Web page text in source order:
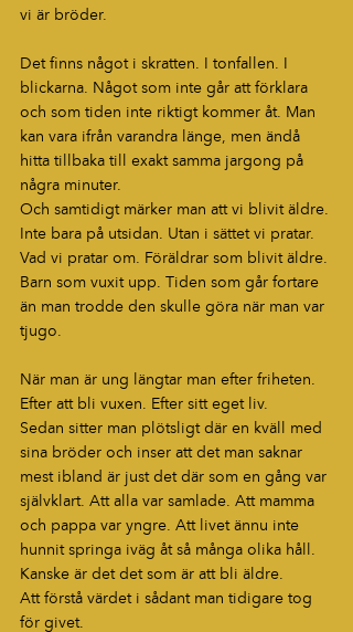
vi är bröder.
Det finns något i skratten. I tonfallen. I
blickarna. Något som inte går att förklara
och som tiden inte riktigt kommer åt. Man
kan vara ifrån varandra länge, men ändå
hitta tillbaka till exakt samma jargong på
några minuter.
Och samtidigt märker man att vi blivit äldre.
Inte bara på utsidan. Utan i sättet vi pratar.
Vad vi pratar om. Föräldrar som blivit äldre.
Barn som vuxit upp. Tiden som går fortare
än man trodde den skulle göra när man var
tjugo.
När man är ung längtar man efter friheten.
Efter att bli vuxen. Efter sitt eget liv.
Sedan sitter man plötsligt där en kväll med
sina bröder och inser att det man saknar
mest ibland är just det där som en gång var
självklart. Att alla var samlade. Att mamma
och pappa var yngre. Att livet ännu inte
hunnit springa iväg åt så många olika håll.
Kanske är det det som är att bli äldre.
Att förstå värdet i sådant man tidigare tog
för givet.